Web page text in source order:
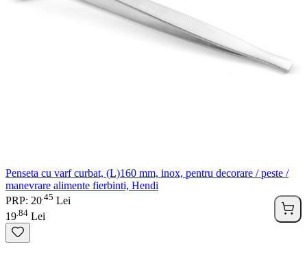
Penseta cu varf curbat, (L)160 mm, inox, pentru decorare / peste /
manevrare alimente fierbinti, Hendi
PRP: 20 45 Lei
19 84 Lei